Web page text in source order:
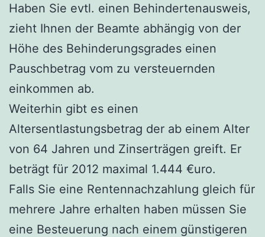
Haben Sie evtl. einen Behindertenausweis,
zieht Ihnen der Beamte abhängig von der
Höhe des Behinderungsgrades einen
Pauschbetrag vom zu versteuernden
einkommen ab.
Weiterhin gibt es einen
Altersentlastungsbetrag der ab einem Alter
von 64 Jahren und Zinserträgen greift. Er
beträgt für 2012 maximal 1.444 €uro.
Falls Sie eine Rentennachzahlung gleich für
mehrere Jahre erhalten haben müssen Sie
eine Besteuerung nach einem günstigeren